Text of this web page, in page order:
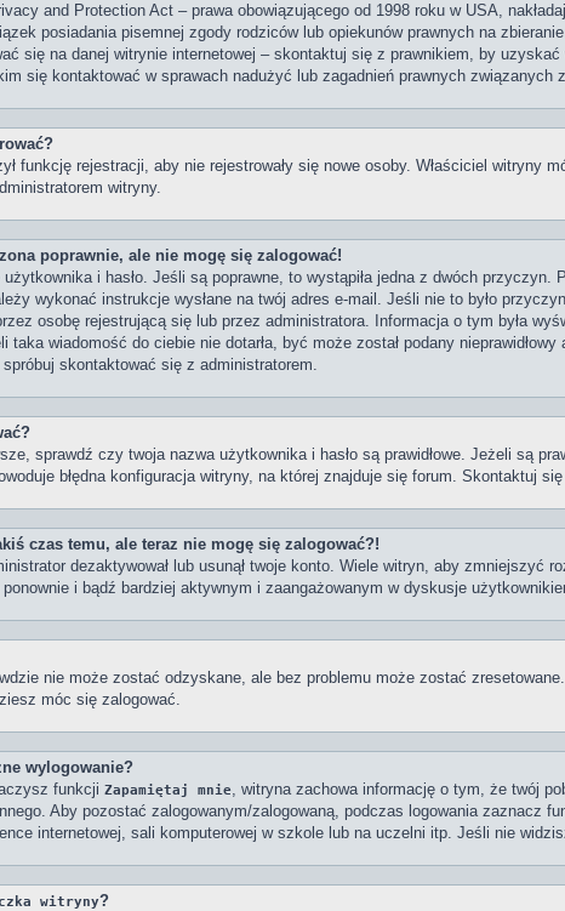
and Protection Act – prawa obowiązującego od 1998 roku w USA,
posiadania pisemnej zgody rodziców lub opiekunów prawnych na
się na danej witrynie internetowej – skontaktuj się z prawnikiem, by
się kontaktować w sprawach nadużyć lub zagadnień prawnych
funkcję rejestracji, aby nie rejestrowały się nowe osoby. Właściciel
witryny.
poprawnie, ale nie mogę się zalogować!
i hasło. Jeśli są poprawne, to wystąpiła jedna z dwóch
wykonać instrukcje wysłane na twój adres e-mail. Jeśli nie to było
osobę rejestrującą się lub przez administratora. Informacja o tym była
wiadomość do ciebie nie dotarła, być może został podany
skontaktować się z administratorem.
sprawdź czy twoja nazwa użytkownika i hasło są prawidłowe. Jeżeli są
błędna konfiguracja witryny, na której znajduje się forum. Skontaktuj
czas temu, ale teraz nie mogę się zalogować?!
dezaktywował lub usunął twoje konto. Wiele witryn, aby
i bądź bardziej aktywnym i zaangażowanym w dyskusje
nie może zostać odzyskane, ale bez problemu może zostać
móc się zalogować.
wylogowanie?
funkcji Zapamiętaj mnie, witryna zachowa informację o tym, że twój
Aby pozostać zalogowanym/zalogowaną, podczas logowania zaznacz
internetowej, sali komputerowej w szkole lub na uczelni itp. Jeśli nie
witryny?